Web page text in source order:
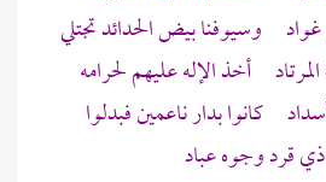
وسيوفنا بيض الحدائد تجتلي
أخذ الإله عليهم لحرامه
كانوا بدار ناعمين فبدلوا
ذي قردوجوه عباد